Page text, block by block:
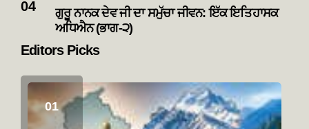
ਗੁਰੂ ਨਾਨਕ ਦੇਵ ਜੀ ਦਾ ਸਮੁੱਚਾ ਜੀਵਨ: ਇੱਕ ਇਤਿਹਾਸਕ
ਅਧਿਐਨ (ਭਾਗ-੨)
Editors Picks